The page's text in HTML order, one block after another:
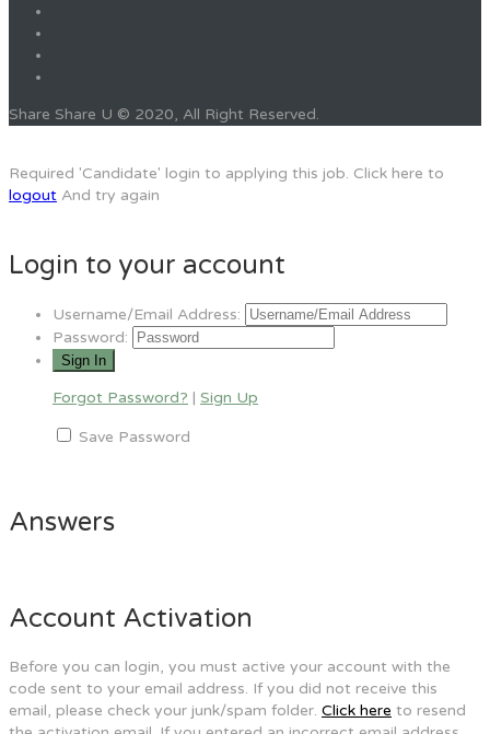
Share Share U © 2020, All Right Reserved.
Required 'Candidate' login to applying this job. Click here to
logout And try again
Login to your account
Username/Email Address:
Password:
Forgot Password? | Sign Up
Save Password
Answers
Account Activation
Before you can login, you must active your account with the
code sent to your email address. If you did not receive this
email, please check your junk/spam folder. Click here to resend